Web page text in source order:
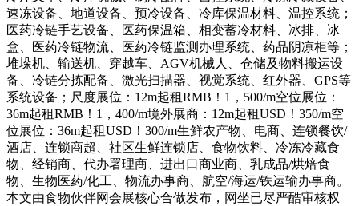
速冻设备、地道设备、预冷设备、冷库保温材料、温控系统；
医药冷链手艺设备、医药保温箱、相变蓄冷材料、冰排、冰
盒、医药冷链物流、医药冷链监测办理系统、药品阴凉柜等；
堆垛机、输送机、穿越车、AGV机械人、仓储及物料搬运设
备、冷链分拣配备、激光扫描器、视觉系统、红外器、GPS等
系统设备；尺度展位：12m起租RMB！1，500/m空位展位：
36m起租RMB！1，400/m境外展商：12m起租USD！350/m空
位展位：36m起租USD！300/m生鲜农产物、电商、连锁餐饮/
酒店、连锁商超、社区生鲜连锁店、食物饮料、冷冻冷藏食
物、经销商、代办署理商、进出口商业商、乳成品/烘焙食
物、生物医药/化工、物流办事商、航空/海运/铁运输办事商。
本文由食物伙伴网会展核心合做发布，网坐已尽严酷审核权